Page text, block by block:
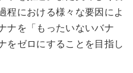
程における様々な要因によ
ナを「もったいないバナ
をゼロにすることを目指し